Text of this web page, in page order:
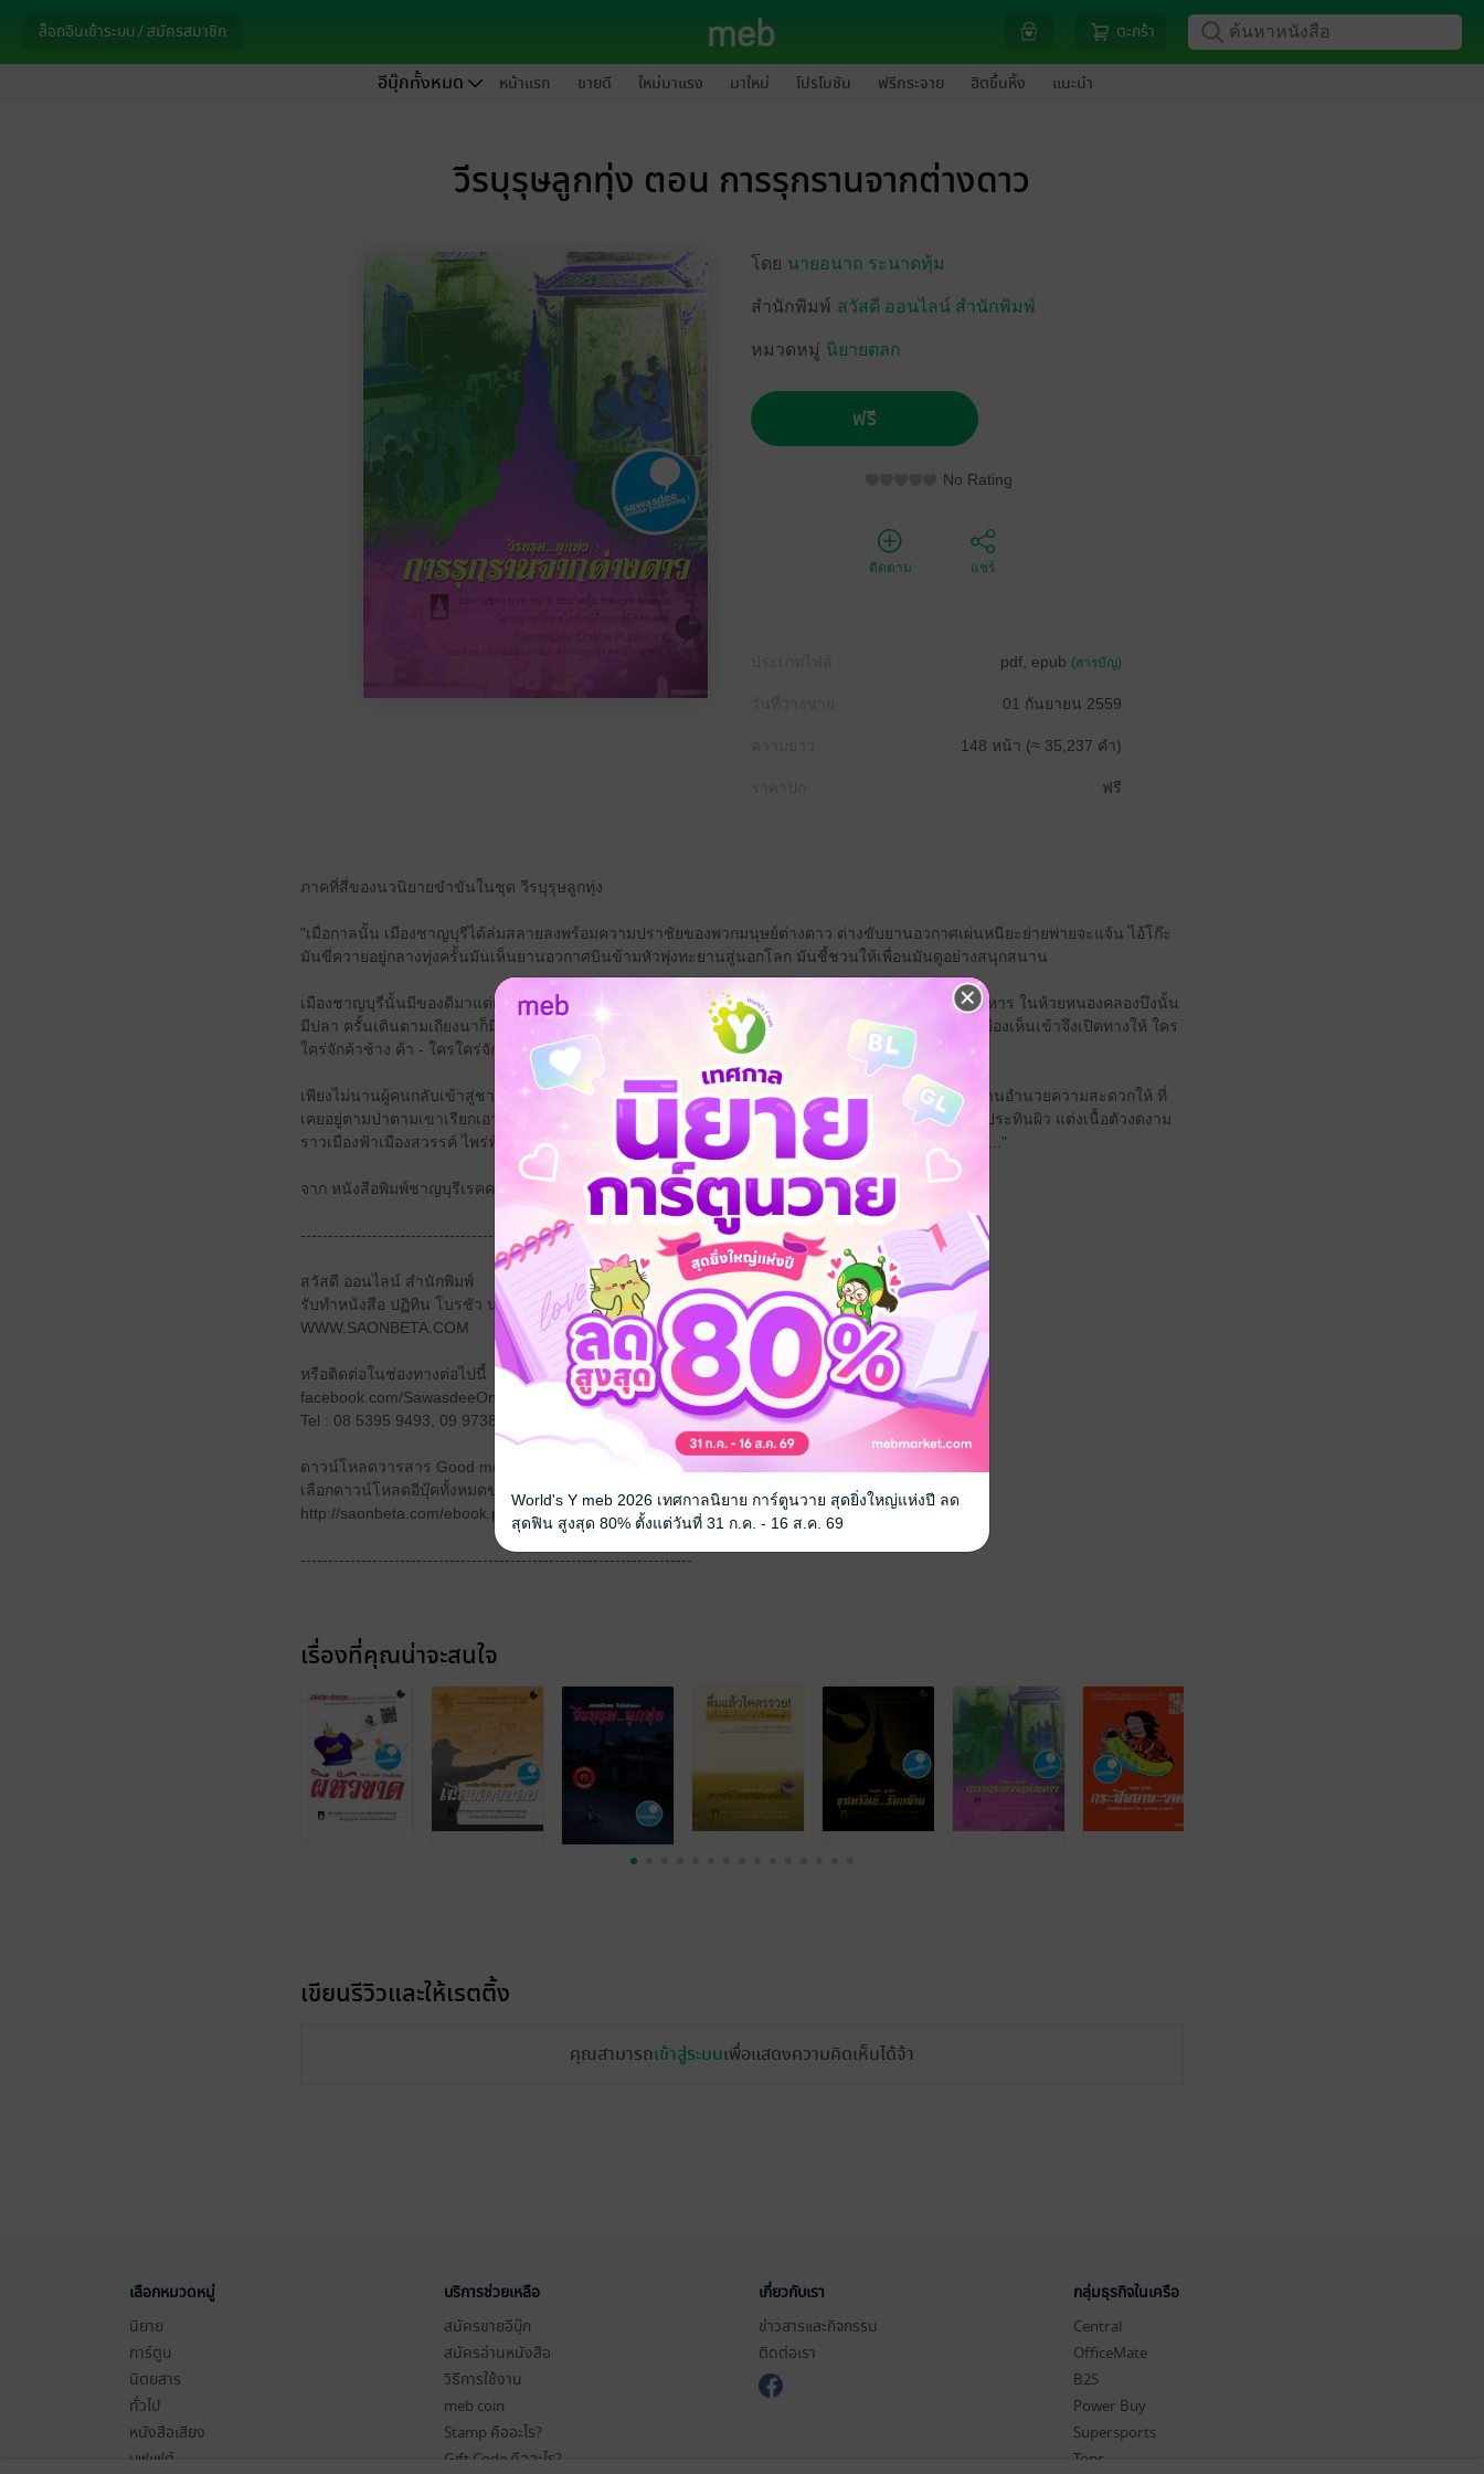
ล็อกอินเข้าระบบ / สมัครสมาชิก ตะกร้า
อีบุ๊กทั้งหมด หน้าแรก ขายดี ใหม่มาแรง มาใหม่ โปรโมชัน ฟรีกระจาย ฮิตขึ้นหิ้ง แนะนำ
วีรบุรุษลูกทุ่ง ตอน การรุกรานจากต่างดาว
โดย นายอนาถ ระนาดทุ้ม
สำนักพิมพ์ สวัสดี ออนไลน์ สำนักพิมพ์
หมวดหมู่ นิยายตลก
ฟรี
No Rating
ติดตาม แชร์
pdf, epub (สารบัญ)
01 กันยายน 2559
148 หน้า (≈ 35,237 คำ)
ฟรี
ภาคที่สี่ของนวนิยายขำขันในชุด วีรบุรุษลูกทุ่ง
"เมื่อกาลนั้น เมืองชาญบุรีได้ล่มสลายลงพร้อมความปราชัยของพวกมนุษย์ต่างดาว ต่างขับยานอวกาศเผ่นหนียะย่ายพ่ายจะแจ้น ไอ้โก๊ะ
มันขี่ควายอยู่กลางทุ่งครั้นมันเห็นยานอวกาศบินข้ามหัวพุ่งทะยานสู่นอกโลก มันชี้ชวนให้เพื่อนมันดูอย่างสนุกสนาน
เมืองชาญบุรีนั้นมีของดีมาแต่เดิม ในด้านแคล้วคลาดจากภยันตรายต่างๆ อุดมสมบูรณ์ด้วยพืชพันธ์ธัญญาหาร ในห้วยหนองคลองบึงนั้น
มีปลา ครั้นเดินตามเถียงนาก็มีข้าว ทั้งเมืองปลอดภาษีอากรในยามยาก ทุกเช้าเย็นเข็ญใจชาวเมืองยิ่ง พ่อเมืองเห็นเข้าจึงเปิดทางให้ ใคร
ใคร่จักค้าช้าง ค้า - ใครใคร่จักค้าสิงห์ ค้า,
เพียงไม่นานผู้คนกลับเข้าสู่ชาญบุรี ที่เคยอพยพหลบหนีกลับคืนตามประกาศสิทธิ์การคืนเมือง โดยรัฐบาลท่านอำนวยความสะดวกให้ ที่
เคยอยู่ตามป่าตามเขาเรียกเอามาใช้เป็นแรงงาน ที่เคยอพยพหนีได้หวนคืนกลับเมือง ทั่วทั้งเมืองแจกเครื่องประทินผิว แต่งเนื้อตัวงดงาม
ราวเมืองฟ้าเมืองสวรรค์ ไพร่ฟ้าหน้าใสยิ้มหวานไปทั่วนคร ประชาชนต่างมีความสุข กินดีอยู่ดีกันถ้วนหน้า..."
จาก หนังสือพิมพ์ชาญบุรีเรคคอร์เดอร์
-----------------------------------------------------------------------
สวัสดี ออนไลน์ สำนักพิมพ์
รับทำหนังสือ ปฏิทิน โบรชัว นามบัตร สิ่งพิมพ์ต่างๆ ราคาไม่แพง
WWW.SAONBETA.COM
หรือติดต่อในช่องทางต่อไปนี้
facebook.com/SawasdeeOnlinePub
Tel : 08 5395 9493, 09 9738 4765
ดาวน์โหลดวารสาร Good morning
เลือกดาวน์โหลดอีบุ๊คทั้งหมดของ สวัสดี ออนไลน์ สำนักพิมพ์
http://saonbeta.com/ebook.php
-----------------------------------------------------------------------
เรื่องที่คุณน่าจะสนใจ
เขียนรีวิวและให้เรตติ้ง
คุณสามารถเข้าสู่ระบบเพื่อแสดงความคิดเห็นได้จ้า
เลือกหมวดหมู่
นิยาย
การ์ตูน
นิตยสาร
ทั่วไป
หนังสือเสียง
บุฟเฟต์
บริการช่วยเหลือ
สมัครขายอีบุ๊ก
สมัครอ่านหนังสือ
วิธีการใช้งาน
meb coin
Stamp คืออะไร?
Gift Code คืออะไร?
เกี่ยวกับเรา
ข่าวสารและกิจกรรม
ติดต่อเรา
กลุ่มธุรกิจในเครือ
Central
OfficeMate
B2S
Power Buy
Supersports
Tops
World's Y meb 2026 เทศกาลนิยาย การ์ตูนวาย สุดยิ่งใหญ่แห่งปี ลด
สุดฟิน สูงสุด 80% ตั้งแต่วันที่ 31 ก.ค. - 16 ส.ค. 69